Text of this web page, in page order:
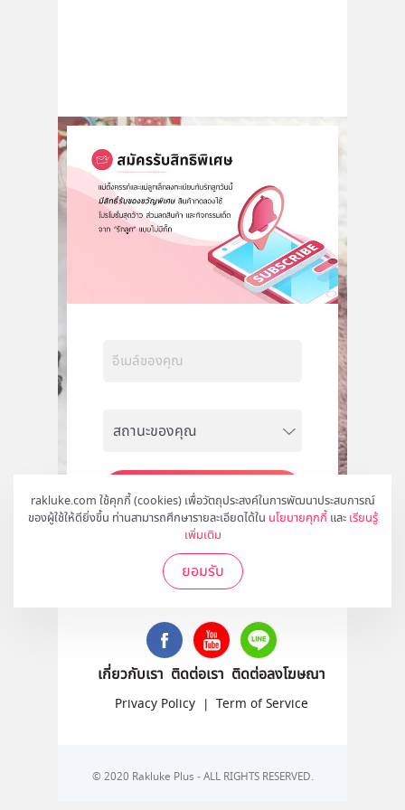
rakluke.com ใช้คุกกี้ (cookies) เพื่อวัตถุประสงค์ในการพัฒนาประสบการณ์
ของผู้ใช้ให้ดียิ่งขึ้น ท่านสามารถศึกษารายละเอียดได้ใน นโยบายคุกกี้ และ เรียนรู้
เพิ่มเติม
ยอมรับ
สมัคร
ติดตามเราได้ที่
เกี่ยวกับเรา ติดต่อเรา ติดต่อลงโฆษณา
Privacy Policy | Term of Service
© 2020 Rakluke Plus - ALL RIGHTS RESERVED.